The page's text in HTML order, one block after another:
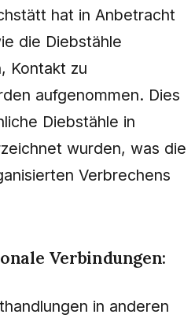
hat in Anbetracht
die Diebstähle
Kontakt zu
aufgenommen. Dies
Diebstähle in
wurden, was die
Verbrechens
Verbindungen:
in anderen